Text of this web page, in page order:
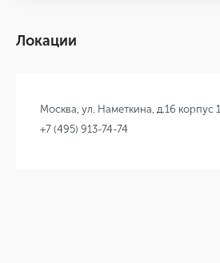
Локации
Москва, ул. Наметкина, д.16 корпус 1.
+7 (495) 913-74-74